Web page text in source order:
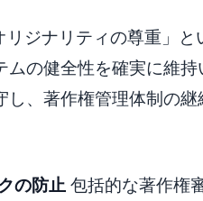
ジナリティの尊重」と
の健全性を確実に維
、著作権管理体制の
の防止包括的な著作権